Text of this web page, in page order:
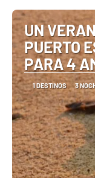
UN
PUERTO
PARA 4
1 DESTINOS 3